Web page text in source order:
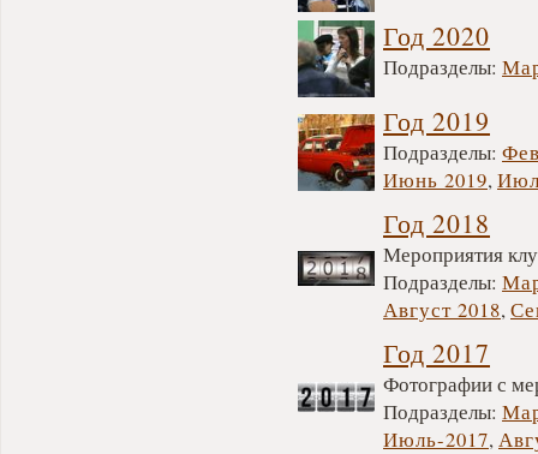
Год 2020
Подразделы:
Год 2019
Подразделы:
Июнь 2019,
Год 2018
Мероприятия
Подразделы:
Август 2018,
Год 2017
Фотографии с
Подразделы:
Июль-2017,